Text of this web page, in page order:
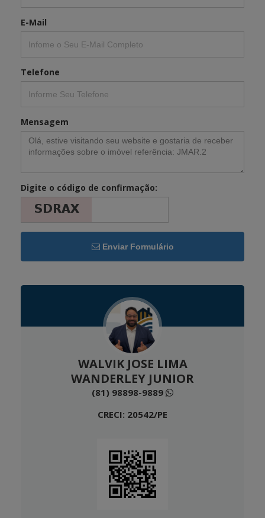
E-Mail
Telefone
Mensagem
Digite o código de confirmação:
Enviar Formulário
WALVIK JOSE LIMA
WANDERLEY JUNIOR
(81) 98898-9889
CRECI: 20542/PE